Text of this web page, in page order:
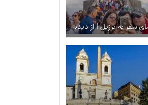
راهنمای سفر به برزیل | از دیدنی ها تا هزینه سفر